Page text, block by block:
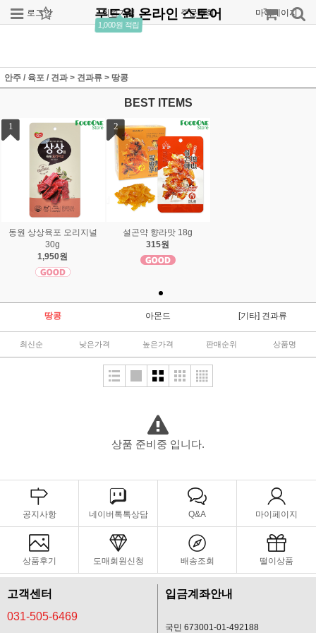
로그인 회원가입
1,000원 적립
주문조회 마이페이지
푸드원 온라인 스토어
안주 / 육포 / 견과 > 견과류 > 땅콩
BEST ITEMS
1
동원 상상육포 오리지널
30g
1,950원
2
설곤약 향라맛 18g
315원
땅콩 아몬드 [기타] 견과류
최신순 낮은가격 높은가격 판매순위 상품명
상품 준비중 입니다.
공지사항 네이버톡톡상담 Q&A 마이페이지
상품후기 도매회원신청 배송조회 떨이상품
고객센터
031-505-6469
입금계좌안내
국민 673001-01-492188